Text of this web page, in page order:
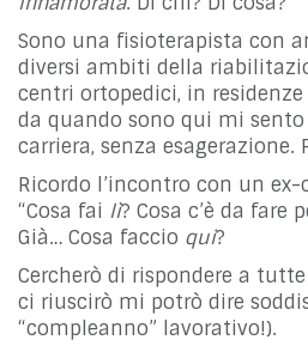
Sono una fisioterapista con
diversi ambiti della
centri ortopedici, in
da quando sono qui mi sento
carriera, senza esagerazione.
Ricordo l’incontro con un
“Cosa fai lì? Cosa c’è da fare
Già… Cosa faccio qui?
Cercherò di rispondere a
ci riuscirò mi potrò dire
“compleanno” lavorativo!).